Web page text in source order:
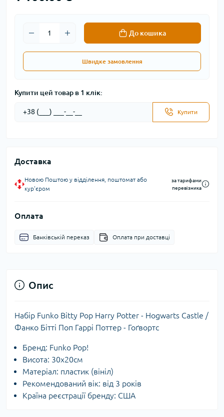
До кошика
Швидке замовлення
Купити цей товар в 1 клік:
Купити
Доставка
Новою Поштою у відділення, поштомат або
кур'єром
за тарифами
перевізника
Оплата
Банківській переказ Оплата при доставці
Опис
Набір Funko Bitty Pop Harry Potter - Hogwarts Castle /
Фанко Бітті Поп Гаррі Поттер - Гоґвортс
Бренд: Funko Pop!
Висота: 30х20см
Матеріал: пластик (вініл)
Рекомендований вік: від 3 років
Країна реєстрації бренду: США